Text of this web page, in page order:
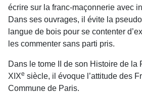
écrire sur la franc-maçonnerie avec
Dans ses ouvrages, il évite la
langue de bois pour se contenter
les commenter sans parti pris.
Dans le tome II de son Histoire de la
XIXe siècle, il évoque l’attitude des
Commune de Paris.